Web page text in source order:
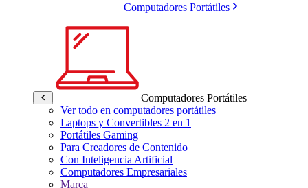
Computadores Portátiles
Computadores Portátiles
Ver todo en computadores portátiles
Laptops y Convertibles 2 en 1
Portátiles Gaming
Para Creadores de Contenido
Con Inteligencia Artificial
Computadores Empresariales
Marca